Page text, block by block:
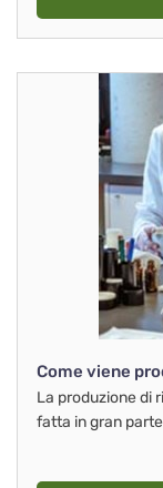
Come viene
La produzione di
fatta in gran